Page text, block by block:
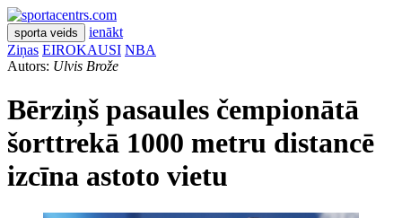
sporta veids
ienākt
Ziņas EIROKAUSI NBA
Autors: Ulvis Brože
Bērziņš pasaules čempionātā
šorttrekā 1000 metru distancē
izcīna astoto vietu